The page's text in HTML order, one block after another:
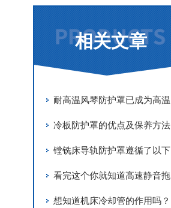
相关文章
冷板防护罩的优点及保养方法